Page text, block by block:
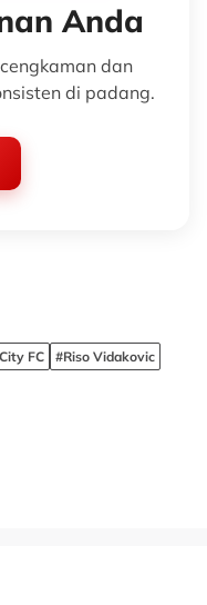
Anda
dan
di padang.
FC
#Riso Vidakovic